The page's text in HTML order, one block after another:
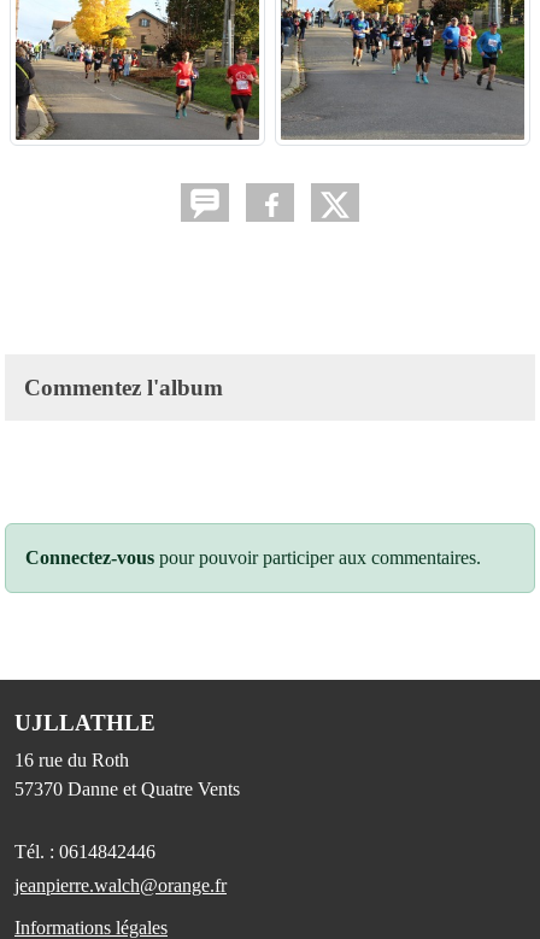
Commentez l'album
Connectez-vous pour pouvoir participer aux commentaires.
UJLLATHLE
16 rue du Roth
57370 Danne et Quatre Vents
Tél. : 0614842446
jeanpierre.walch@orange.fr
Informations légales